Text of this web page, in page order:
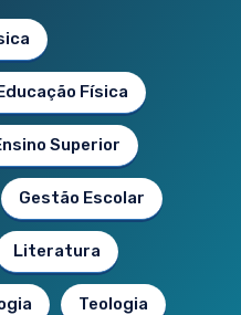
Física
Superior
Gestão Escolar
Literatura
Teologia